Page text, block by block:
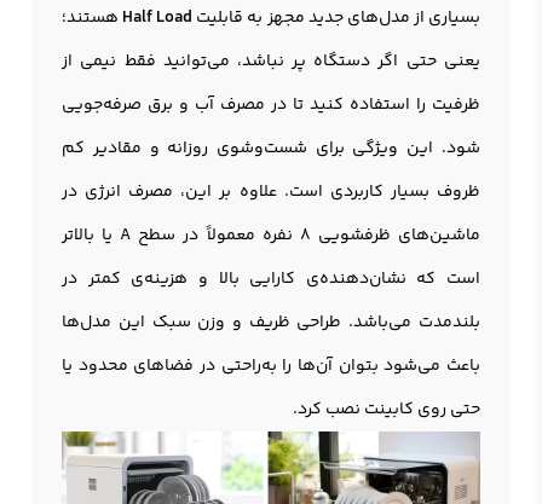
بسیاری از مدل‌های جدید مجهز به قابلیت Half Load هستند؛
یعنی حتی اگر دستگاه پر نباشد، می‌توانید فقط نیمی از
ظرفیت را استفاده کنید تا در مصرف آب و برق صرفه‌جویی
شود. این ویژگی برای شست‌وشوی روزانه و مقادیر کم
ظروف بسیار کاربردی است. علاوه بر این، مصرف انرژی در
ماشین‌های ظرفشویی 8 نفره معمولاً در سطح A یا بالاتر
است که نشان‌دهنده‌ی کارایی بالا و هزینه‌ی کمتر در
بلندمدت می‌باشد. طراحی ظریف و وزن سبک این مدل‌ها
باعث می‌شود بتوان آن‌ها را به‌راحتی در فضاهای محدود یا
حتی روی کابینت نصب کرد.